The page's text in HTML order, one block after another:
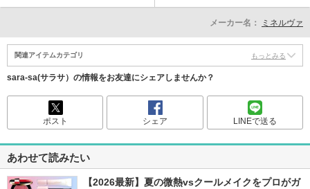
メーカー名： ミネルヴァ
関連アイテムカテゴリ もっとみる
sara-sa(サラサ）の情報をお友達にシェアしませんか？
ポスト シェア LINEで送る
あわせて読みたい
【2026最新】夏の微熱vsクールメイクをプロがガ